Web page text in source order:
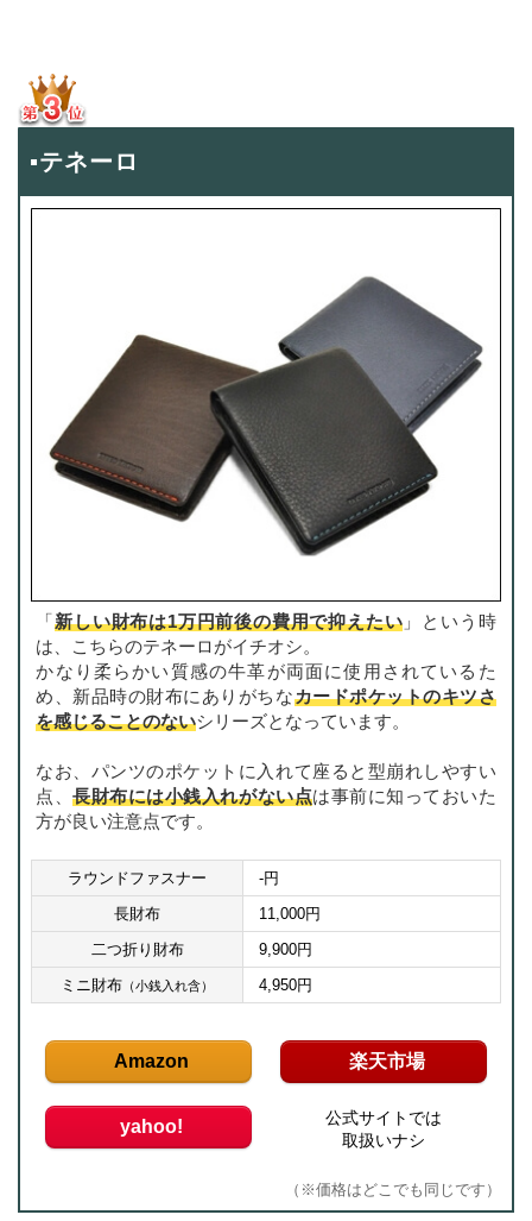
▪テネーロ
「新しい財布は1万円前後の費用で抑えたい 」という時
は、こちらのテネーロがイチオシ。
かなり柔らかい質感の牛革が両面に使用されているた
め、新品時の財布にありがちなカードポケットのキツさ
を感じることのないシリーズとなっています。
なお、パンツのポケットに入れて座ると型崩れしやすい
点、長財布には小銭入れがない点は事前に知っておいた
方が良い注意点です。
ラウンドファスナー
-円
長財布
11,000円
二つ折り財布
9,900円
ミニ財布 （小銭入れ含） 4,950円
Amazon 楽天市場
yahoo!
公式サイトでは
取扱いナシ
（※価格はどこでも同じです）